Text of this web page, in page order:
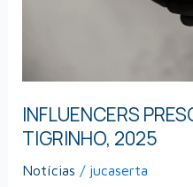
INFLUENCERS
TIGRINHO, 2025
Notícias / jucaserta